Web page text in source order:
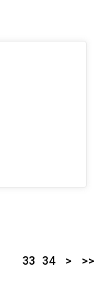
33 34 > >>